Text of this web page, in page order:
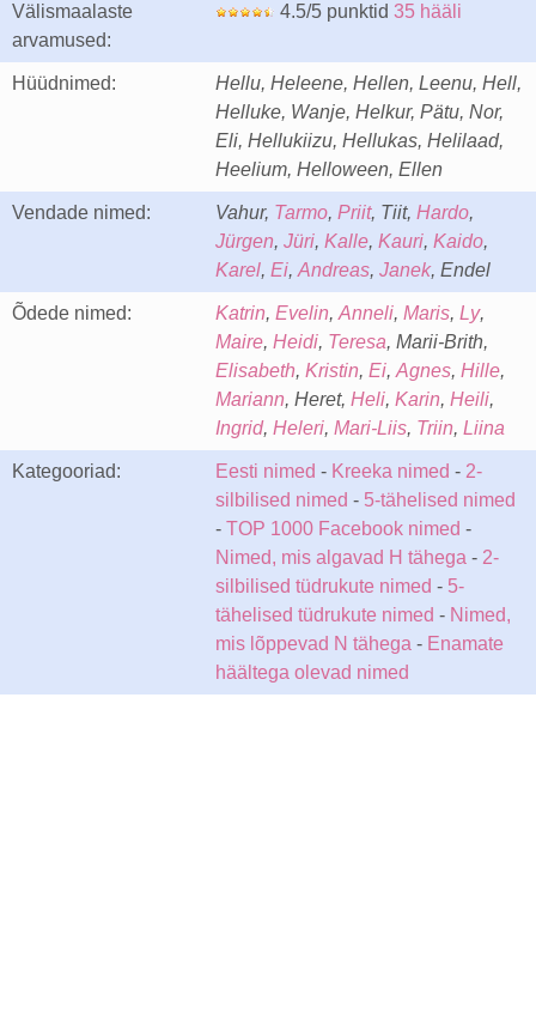
Välismaalaste
arvamused:
4.5/5 punktid 35 hääli
Hüüdnimed:
Hellu, Heleene, Hellen, Leenu, Hell,
Helluke, Wanje, Helkur, Pätu, Nor,
Eli, Hellukiizu, Hellukas, Helilaad,
Heelium, Helloween, Ellen
Vendade nimed: Vahur, Tarmo, Priit, Tiit, Hardo,
Jürgen, Jüri, Kalle, Kauri, Kaido,
Karel, Ei, Andreas, Janek, Endel
Õdede nimed: Katrin, Evelin, Anneli, Maris, Ly,
Maire, Heidi, Teresa, Marii-Brith,
Elisabeth, Kristin, Ei, Agnes, Hille,
Mariann, Heret, Heli, Karin, Heili,
Ingrid, Heleri, Mari-Liis, Triin, Liina
Kategooriad: Eesti nimed - Kreeka nimed - 2-
silbilised nimed - 5-tähelised nimed
- TOP 1000 Facebook nimed -
Nimed, mis algavad H tähega - 2-
silbilised tüdrukute nimed - 5-
tähelised tüdrukute nimed - Nimed,
mis lõppevad N tähega - Enamate
häältega olevad nimed